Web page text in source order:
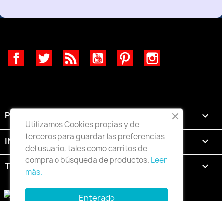
FacebookTwitter Rss YouTube Pinterest
PRODUCTOS 
INFORMACIÓN 
TU CUENTA 
Utilizamos Cookies propias y de
terceros para guardar las preferencias
del usuario, tales como carritos de
compra o búsqueda de productos. Leer
más.
Enterado